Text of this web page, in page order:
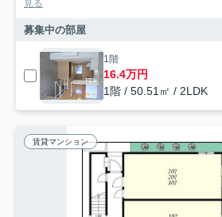
見る
募集中の部屋
1階
16.4万円
1階 / 50.51㎡ / 2LDK
賃貸マンション